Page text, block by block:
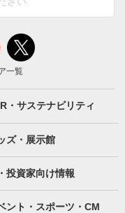
一覧
・サステナビリティ
ズ・展示館
投資家向け情報
ント・スポーツ・CM